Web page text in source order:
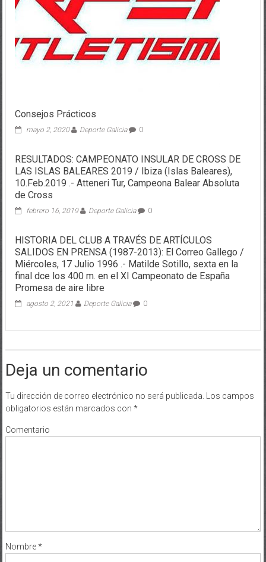
Consejos Prácticos
mayo 2, 2020 Deporte Galicia
RESULTADOS: CAMPEONATO INSULAR DE CROSS DE
LAS ISLAS BALEARES 2019 / Ibiza (Islas Baleares),
10.Feb.2019 .- Atteneri Tur, Campeona Balear Absoluta
de Cross
Deporte Galicia
HISTORIA DEL CLUB A TRAVÉS DE ARTÍCULOS
SALIDOS EN PRENSA (1987-2013): El Correo Gallego /
Miércoles, 17 Julio 1996 .- Matilde Sotillo, sexta en la
final dce los 400 m. en el XI Campeonato de España
Promesa de aire libre
agosto 2, 2021 Deporte Galicia
Deja un comentario
Tu dirección de correo electrónico no será publicada.
Los campos
obligatorios están marcados con
Comentario
Nombre*